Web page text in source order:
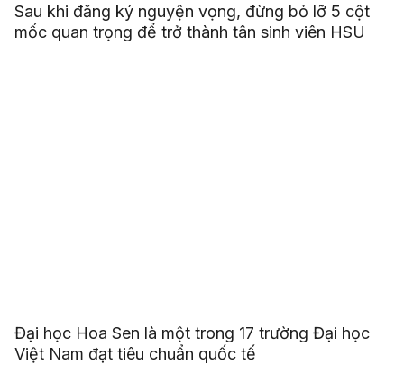
Sau khi đăng ký nguyện vọng, đừng bỏ lỡ 5 cột
mốc quan trọng để trở thành tân sinh viên HSU
Đại học Hoa Sen là một trong 17 trường Đại học
Việt Nam đạt tiêu chuẩn quốc tế